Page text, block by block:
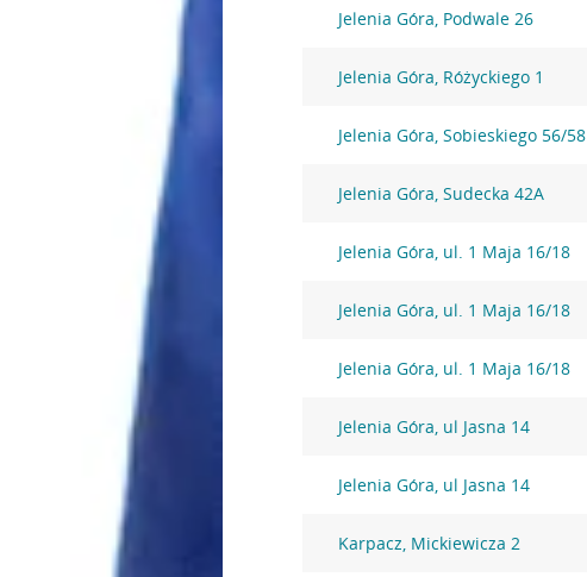
Jelenia Góra, Podwale 26
Jelenia Góra, Różyckiego 1
Jelenia Góra, Sobieskiego 56/58
Jelenia Góra, Sudecka 42A
Jelenia Góra, ul. 1 Maja 16/18
Jelenia Góra, ul. 1 Maja 16/18
Jelenia Góra, ul. 1 Maja 16/18
Jelenia Góra, ul Jasna 14
Jelenia Góra, ul Jasna 14
Karpacz, Mickiewicza 2